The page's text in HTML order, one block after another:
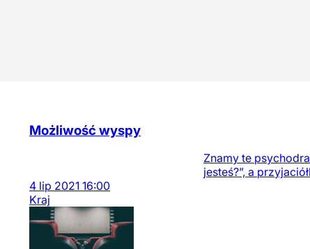
Możliwość wyspy
Znamy te
jesteś?”, a
4 lip 2021 16:00
Kraj